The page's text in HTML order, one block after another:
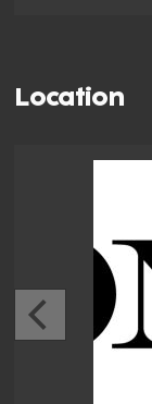
Location